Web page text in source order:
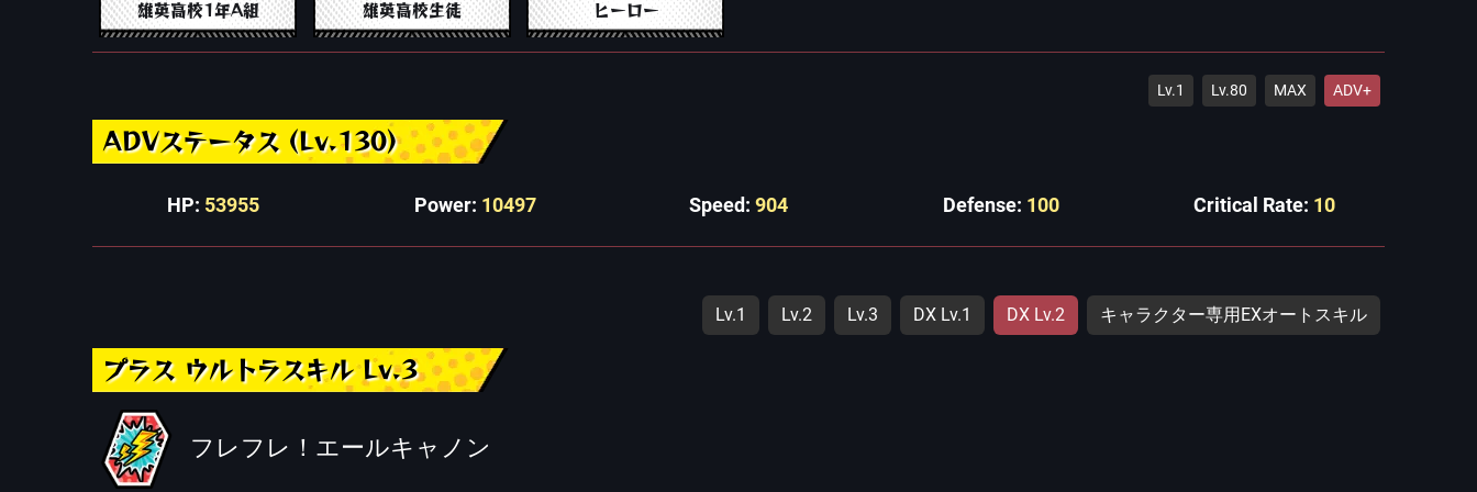
雄英高校1年A組 雄英高校生徒 ヒーロー
Lv.1 Lv.80 MAX ADV+
ADVステータス (Lv.130)
HP: 53955 Power: 10497 Speed: 904 Defense: 100 Critical Rate: 10
Lv.1 Lv.2 Lv.3 DX Lv.1 DX Lv.2 キャラクター専用EXオートスキル
プラス ウルトラスキル Lv.3
フレフレ！エールキャノン